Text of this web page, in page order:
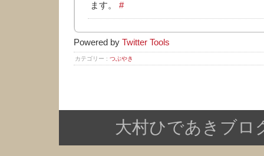
ます。 #
Powered by Twitter Tools
カテゴリー : つぶやき
大村ひであきブロ